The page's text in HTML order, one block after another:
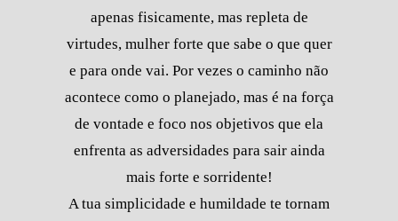
apenas fisicamente, mas repleta de
virtudes, mulher forte que sabe o que quer
e para onde vai. Por vezes o caminho não
acontece como o planejado, mas é na força
de vontade e foco nos objetivos que ela
enfrenta as adversidades para sair ainda
mais forte e sorridente!
A tua simplicidade e humildade te tornam